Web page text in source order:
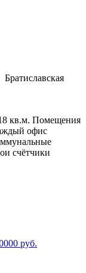
Братиславская
кв.м. Помещения
офис
счётчики
руб.